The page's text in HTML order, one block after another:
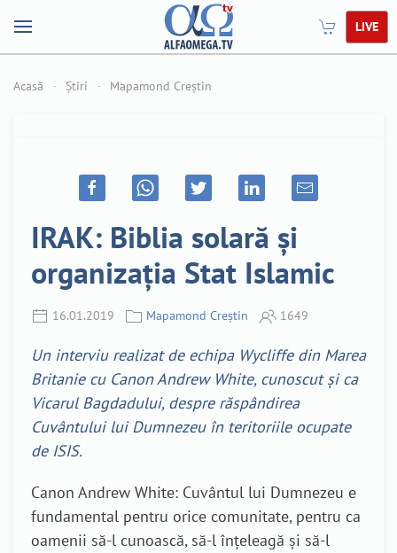
LIVE
Acasă Știri Mapamond Creștin
IRAK: Biblia solară și
organizația Stat Islamic
16.01.2019 Mapamond Creștin 1649
Un interviu realizat de echipa Wycliffe din Marea
Britanie cu Canon Andrew White, cunoscut și ca
Vicarul Bagdadului, despre răspândirea
Cuvântului lui Dumnezeu în teritoriile ocupate
de ISIS.
Canon Andrew White: Cuvântul lui Dumnezeu e
fundamental pentru orice comunitate, pentru ca
oamenii să-l cunoască, să-l înțeleagă și să-l